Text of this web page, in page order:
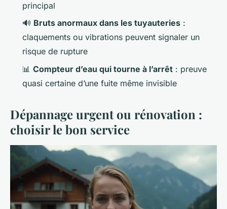
principal
🔊 Bruts anormaux dans les tuyauteries :
claquements ou vibrations peuvent signaler un
risque de rupture
📊 Compteur d’eau qui tourne à l’arrêt : preuve
quasi certaine d’une fuite même invisible
Dépannage urgent ou rénovation :
choisir le bon service